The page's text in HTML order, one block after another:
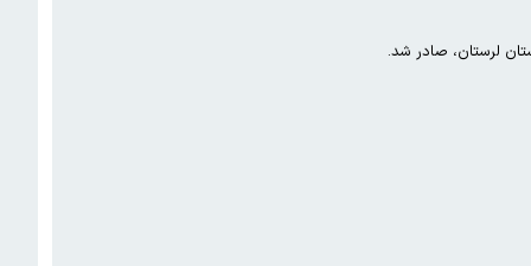
لرستان، صادر شد.